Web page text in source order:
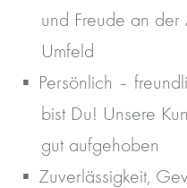
und Freude an der
Umfeld
Persönlich –
bist Du! Unsere
gut aufgehoben
Zuverlässigkeit,